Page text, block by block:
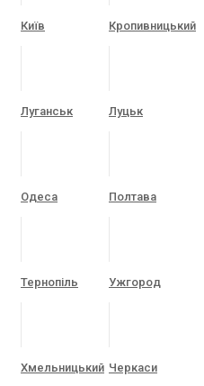
Київ Кропивницький
Луганськ Луцьк
Одеса Полтава
Тернопіль Ужгород
Хмельницький Черкаси